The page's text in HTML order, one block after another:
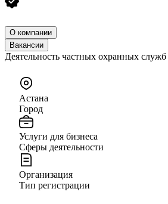
О компании
Вакансии
Деятельность частных охранных служб
Астана
Город
Услуги для бизнеса
Сферы деятельности
Организация
Тип регистрации